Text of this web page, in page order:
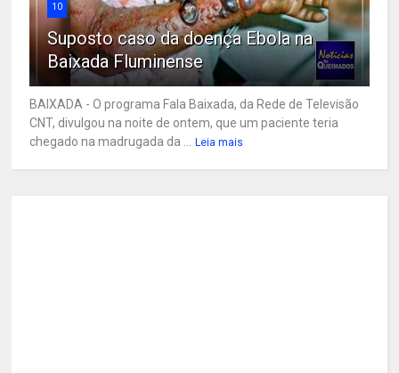
10
Suposto caso da doença Ebola na
Baixada Fluminense
BAIXADA - O programa Fala Baixada, da Rede de Televisão
CNT, divulgou na noite de ontem, que um paciente teria
chegado na madrugada da ...
Leia mais